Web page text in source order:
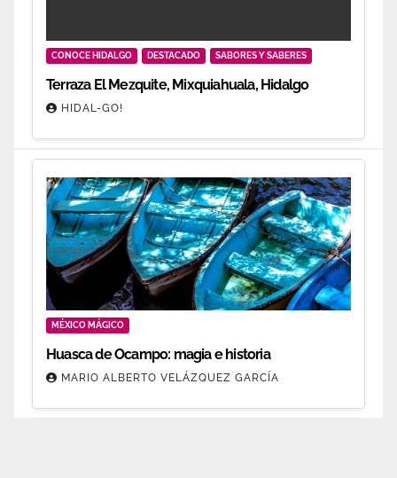
CONOCE HIDALGO DESTACADO SABORES Y SABERES
Terraza El Mezquite, Mixquiahuala, Hidalgo
HIDAL-GO!
MÉXICO MÁGICO
Huasca de Ocampo: magia e historia
MARIO ALBERTO VELÁZQUEZ GARCÍA